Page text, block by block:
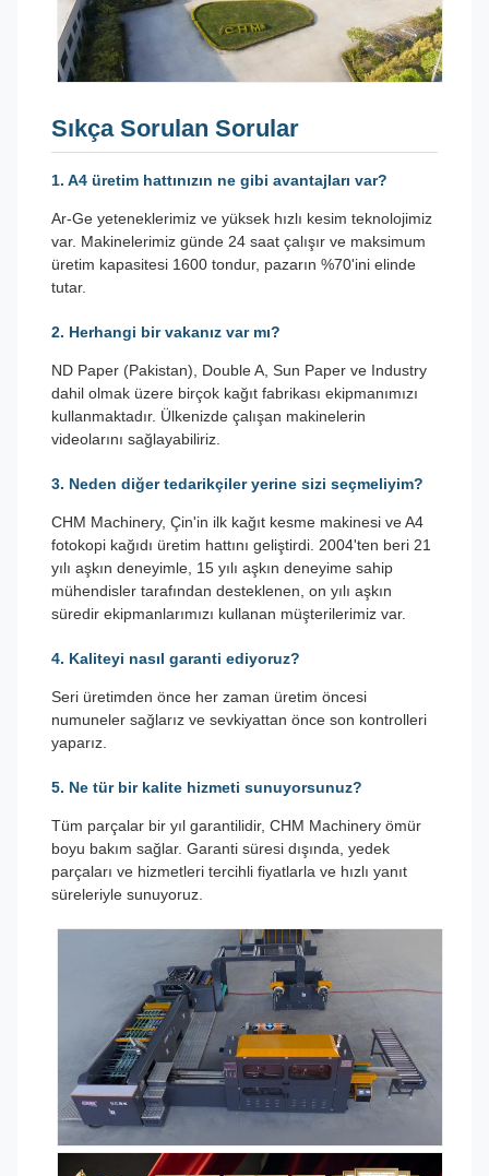
Sıkça Sorulan Sorular
1. A4 üretim hattınızın ne gibi avantajları var?
Ar-Ge yeteneklerimiz ve yüksek hızlı kesim teknolojimiz
var. Makinelerimiz günde 24 saat çalışır ve maksimum
üretim kapasitesi 1600 tondur, pazarın %70'ini elinde
tutar.
2. Herhangi bir vakanız var mı?
ND Paper (Pakistan), Double A, Sun Paper ve Industry
dahil olmak üzere birçok kağıt fabrikası ekipmanımızı
kullanmaktadır. Ülkenizde çalışan makinelerin
videolarını sağlayabiliriz.
3. Neden diğer tedarikçiler yerine sizi seçmeliyim?
CHM Machinery, Çin'in ilk kağıt kesme makinesi ve A4
fotokopi kağıdı üretim hattını geliştirdi. 2004'ten beri 21
yılı aşkın deneyimle, 15 yılı aşkın deneyime sahip
mühendisler tarafından desteklenen, on yılı aşkın
süredir ekipmanlarımızı kullanan müşterilerimiz var.
4. Kaliteyi nasıl garanti ediyoruz?
Seri üretimden önce her zaman üretim öncesi
numuneler sağlarız ve sevkiyattan önce son kontrolleri
yaparız.
5. Ne tür bir kalite hizmeti sunuyorsunuz?
Tüm parçalar bir yıl garantilidir, CHM Machinery ömür
boyu bakım sağlar. Garanti süresi dışında, yedek
parçaları ve hizmetleri tercihli fiyatlarla ve hızlı yanıt
süreleriyle sunuyoruz.